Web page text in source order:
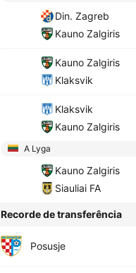
Din. Zagreb
Kauno Zalgiris
Kauno Zalgiris
Klaksvik
Klaksvik
Kauno Zalgiris
A Lyga
Kauno Zalgiris
Siauliai FA
Recorde de transferência
Posusje